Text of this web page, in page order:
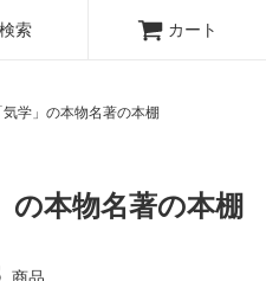
検索 カート
気学」の本物名著の本棚
の本物名著の本棚
商品